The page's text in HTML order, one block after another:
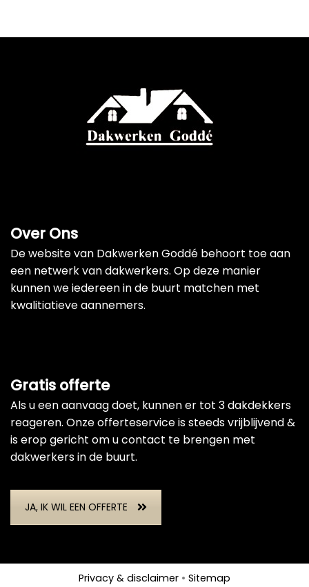
Over Ons
De website van Dakwerken Goddé behoort toe aan
een netwerk van dakwerkers. Op deze manier
kunnen we iedereen in de buurt matchen met
kwalitiatieve aannemers.
Gratis offerte
Als u een aanvaag doet, kunnen er tot 3 dakdekkers
reageren. Onze offerteservice is steeds vrijblijvend &
is erop gericht om u contact te brengen met
dakwerkers in de buurt.
JA, IK WIL EEN OFFERTE
Privacy & disclaimer • Sitemap